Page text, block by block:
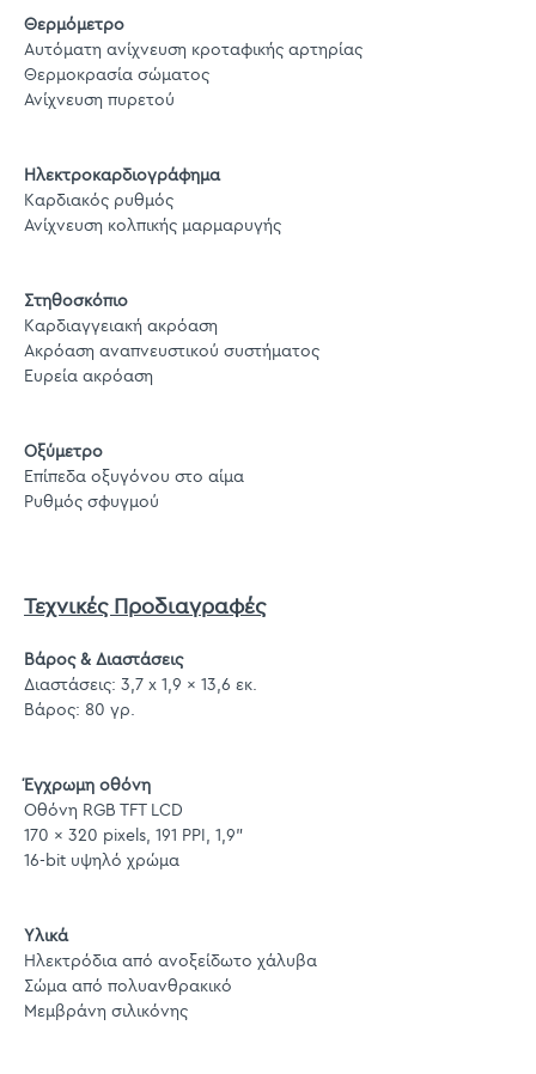
Θερμόμετρο
Αυτόματη ανίχνευση κροταφικής αρτηρίας
Θερμοκρασία σώματος
Ανίχνευση πυρετού
Ηλεκτροκαρδιογράφημα
Καρδιακός ρυθμός
Ανίχνευση κολπικής μαρμαρυγής
Στηθοσκόπιο
Καρδιαγγειακή ακρόαση
Ακρόαση αναπνευστικού συστήματος
Ευρεία ακρόαση
Οξύμετρο
Επίπεδα οξυγόνου στο αίμα
Ρυθμός σφυγμού
Τεχνικές Προδιαγραφές
Βάρος & Διαστάσεις
Διαστάσεις: 3,7 x 1,9 x 13,6 εκ.
Βάρος: 80 γρ.
Έγχρωμη οθόνη
Οθόνη RGB TFT LCD
170 x 320 pixels, 191 PPI, 1,9"
16-bit υψηλό χρώμα
Υλικά
Ηλεκτρόδια από ανοξείδωτο χάλυβα
Σώμα από πολυανθρακικό
Μεμβράνη σιλικόνης